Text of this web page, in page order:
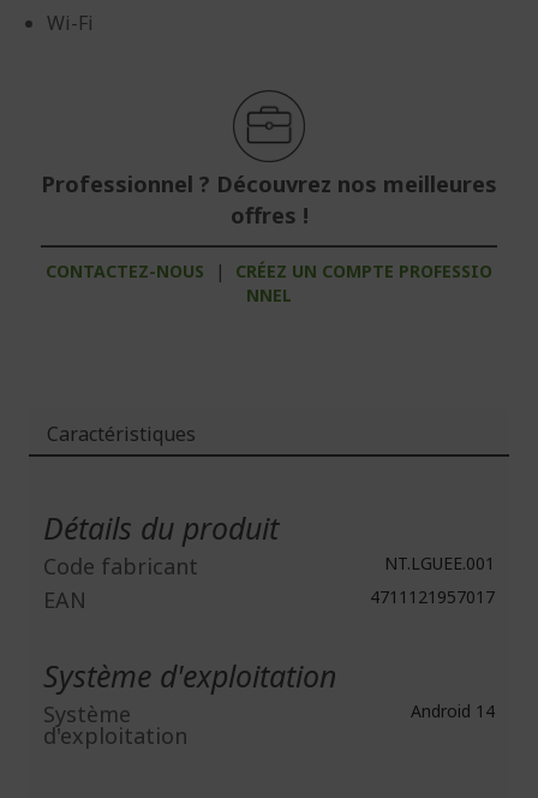
Wi-Fi
Professionnel ? Découvrez nos meilleures
offres !
CONTACTEZ-NOUS |
CRÉEZ UN COMPTE PROFESSIO
NNEL
Caractéristiques
Détails du produit
Code fabricant NT.LGUEE.001
EAN 4711121957017
Système d'exploitation
Système
d'exploitation
Android 14